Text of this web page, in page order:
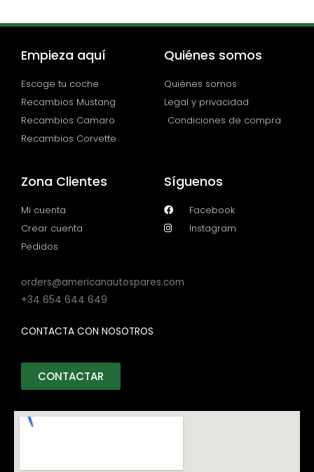
Empieza aquí
Escoge tu coche
Recambios Mustang
Recambios Camaro
Recambios Corvette
Quiénes somos
Quiénes somos
Legal y privacidad
Condiciones de compra
Zona Clientes
Mi cuenta
Crear cuenta
Pedidos
Síguenos
Facebook
Instagram
orders@americanautospares.com
+34 654 644 649
CONTACTA CON NOSOTROS
CONTACTAR